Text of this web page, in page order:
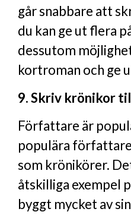
går snabbare att
du kan ge ut flera
dessutom
kortroman och ge
9. Skriv krönikor
Författare är
populära
som krönikörer.
åtskilliga exempel
byggt mycket av